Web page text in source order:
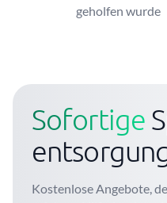
geholfen wurde
Sofortige
Kostenlose Angebote,